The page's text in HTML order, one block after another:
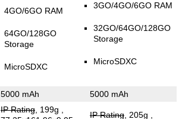
4GO/6GO RAM
64GO/128GO
Storage
MicroSDXC
3GO/4GO/6GO RAM
32GO/64GO/128GO
Storage
MicroSDXC
5000 mAh 5000 mAh
IP Rating, 199g
IP Rating, 205g